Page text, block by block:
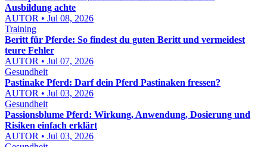
Ausbildung achte
AUTOR • Jul 08, 2026
Training
Beritt für Pferde: So findest du guten Beritt und vermeidest
teure Fehler
AUTOR • Jul 07, 2026
Gesundheit
Pastinake Pferd: Darf dein Pferd Pastinaken fressen?
AUTOR • Jul 03, 2026
Gesundheit
Passionsblume Pferd: Wirkung, Anwendung, Dosierung und
Risiken einfach erklärt
AUTOR • Jul 03, 2026